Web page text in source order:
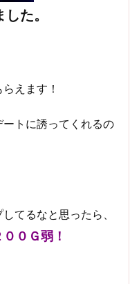
た。
えます！
トに誘ってくれるの
てるなと思ったら、
０Ｇ弱！